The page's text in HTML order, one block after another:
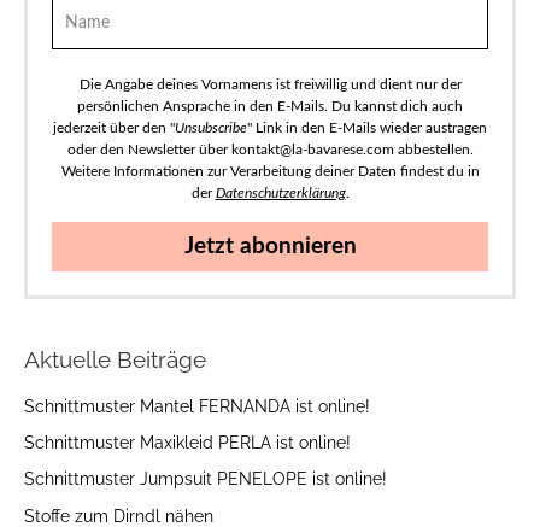
Die Angabe deines Vornamens ist freiwillig und dient nur der
persönlichen Ansprache in den E-Mails. Du kannst dich auch
jederzeit über den "Unsubscribe" Link in den E-Mails wieder austragen
oder den Newsletter über kontakt@la-bavarese.com abbestellen.
Weitere Informationen zur Verarbeitung deiner Daten findest du in
derDatenschutzerklärung.
Jetzt abonnieren
Aktuelle Beiträge
Schnittmuster Mantel FERNANDA ist online!
Schnittmuster Maxikleid PERLA ist online!
Schnittmuster Jumpsuit PENELOPE ist online!
Stoffe zum Dirndl nähen